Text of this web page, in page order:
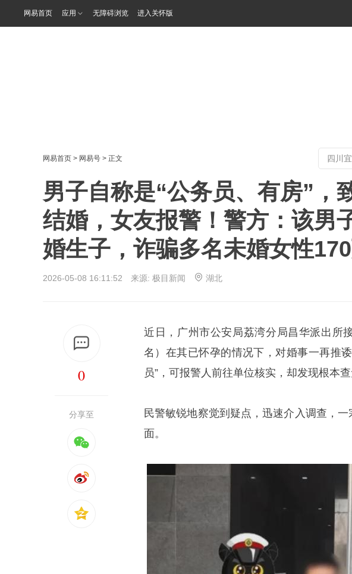
网易首页 应用 无障碍浏览 进入关怀版
网易首页 > 网易号 > 正文
男子自称是“公务员、有房”，
结婚，女友报警！警方：该男
婚生子，诈骗多名未婚女性
2026-05-08 16:11:52 来源: 极目新闻 湖北
0
分享至
近日，广州市公安局荔湾分局昌华派出所
名）在其已怀孕的情况下，对婚事一再推
员”，可报警人前往单位核实，却发现根本查
民警敏锐地察觉到疑点，迅速介入调查，
面。